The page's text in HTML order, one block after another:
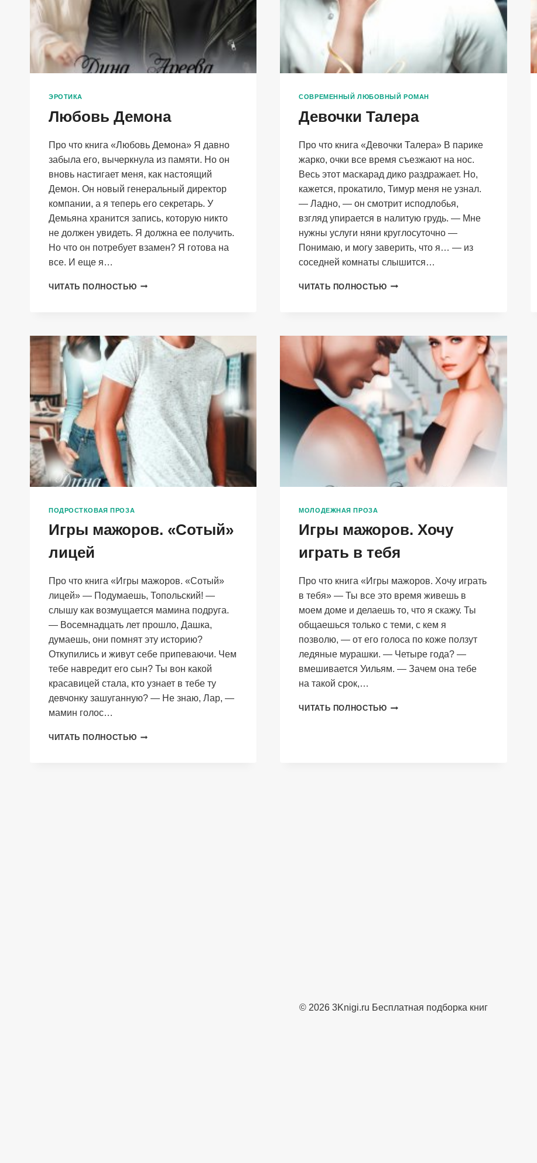
ЭРОТИКА
Любовь Демона
Про что книга «Любовь Демона» Я давно
забыла его, вычеркнула из памяти. Но он
вновь настигает меня, как настоящий
Демон. Он новый генеральный директор
компании, а я теперь его секретарь. У
Демьяна хранится запись, которую никто
не должен увидеть. Я должна ее получить.
Но что он потребует взамен? Я готова на
все. И еще я…
ЧИТАТЬ ПОЛНОСТЬЮ ЛЮБОВЬ
СОВРЕМЕННЫЙ ЛЮБОВНЫЙ РОМАН
Девочки Талера
Про что книга «Девочки Талера» В парике
жарко, очки все время съезжают на нос.
Весь этот маскарад дико раздражает. Но,
кажется, прокатило, Тимур меня не узнал.
— Ладно, — он смотрит исподлобья,
взгляд упирается в налитую грудь. — Мне
нужны услуги няни круглосуточно —
Понимаю, и могу заверить, что я… — из
соседней комнаты слышится…
ЧИТАТЬ ПОЛНОСТЬЮ ДЕВОЧКИ
ПОДРОСТКОВАЯ ПРОЗА
Игры мажоров. «Сотый»
лицей
Про что книга «Игры мажоров. «Сотый»
лицей» — Подумаешь, Топольский! —
слышу как возмущается мамина подруга.
— Восемнадцать лет прошло, Дашка,
думаешь, они помнят эту историю?
Откупились и живут себе припеваючи. Чем
тебе навредит его сын? Ты вон какой
красавицей стала, кто узнает в тебе ту
девчонку зашуганную? — Не знаю, Лар, —
мамин голос…
ЧИТАТЬ ПОЛНОСТЬЮ ИГРЫ
МОЛОДЕЖНАЯ ПРОЗА
Игры мажоров. Хочу
играть в тебя
Про что книга «Игры мажоров. Хочу играть
в тебя» — Ты все это время живешь в
моем доме и делаешь то, что я скажу. Ты
общаешься только с теми, с кем я
позволю, — от его голоса по коже ползут
ледяные мурашки. — Четыре года? —
вмешивается Уильям. — Зачем она тебе
на такой срок,…
ЧИТАТЬ ПОЛНОСТЬЮ ИГРЫ
© 2026 3Knigi.ru Бесплатная подборка книг